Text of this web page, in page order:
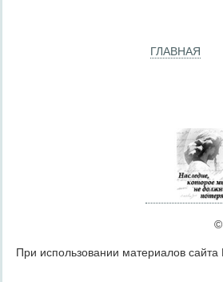
ГЛАВНАЯ
©
При использовании материалов